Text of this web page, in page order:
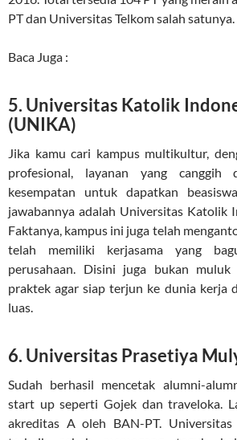
PT dan Universitas Telkom salah satunya.
Baca Juga :
5. Universitas Katolik
(UNIKA)
Jika kamu cari kampus multikultur,
profesional, layanan yang canggih
kesempatan untuk dapatkan
jawabannya adalah Universitas Katolik
Faktanya, kampus ini juga telah
telah memiliki kerjasama yang
perusahaan. Disini juga bukan
praktek agar siap terjun ke dunia kerja
luas.
6. Universitas Prasetiya
Sudah berhasil mencetak alumni-
start up seperti Gojek dan traveloka.
akreditas A oleh BAN-PT.